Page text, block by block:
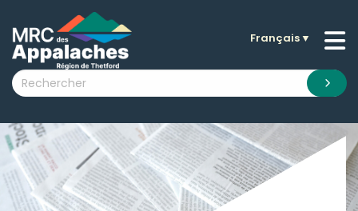
submenu (La MRC )
submenu (Citoyens )
submenu (Visiteurs )
submenu (Nouvelles )
submenu (Documentation )
Français▼